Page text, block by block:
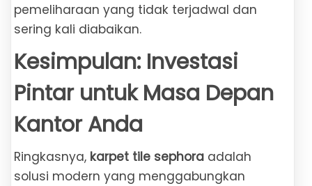
pemeliharaan yang tidak terjadwal dan
sering kali diabaikan.
Kesimpulan: Investasi
Pintar untuk Masa Depan
Kantor Anda
Ringkasnya, karpet tile sephora adalah
solusi modern yang menggabungkan